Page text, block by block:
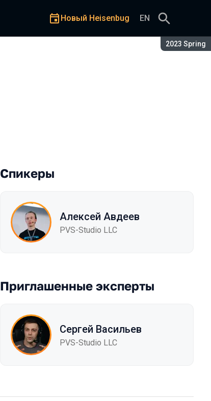
Сезон:
2023 Spring
Новый Heisenbug EN
Спикеры
Алексей Авдеев
PVS-Studio LLC
Приглашенные эксперты
Сергей Васильев
PVS-Studio LLC